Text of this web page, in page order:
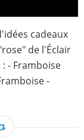
cadeaux
de l'Éclair
- Framboise
-